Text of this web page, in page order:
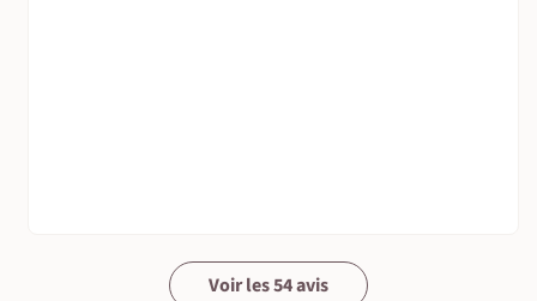
Voir les 54 avis